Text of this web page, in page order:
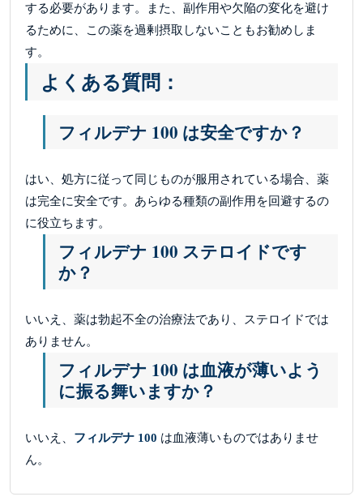
する必要があります。また、副作用や欠陥の変化を避け
るために、この薬を過剰摂取しないこともお勧めしま
す。
よくある質問：
フィルデナ 100 は安全ですか？
はい、処方に従って同じものが服用されている場合、薬
は完全に安全です。あらゆる種類の副作用を回避するの
に役立ちます。
フィルデナ 100 ステロイドです
か？
いいえ、薬は勃起不全の治療法であり、ステロイドでは
ありません。
フィルデナ 100 は血液が薄いよう
に振る舞いますか？
いいえ、 フィルデナ 100 は血液薄いものではありませ
ん。